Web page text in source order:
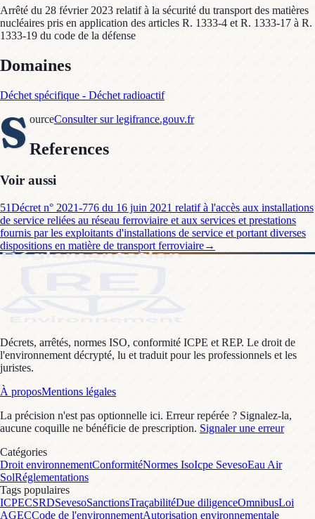
Arrêté du 28 février 2023 relatif à la sécurité du transport des matières
nucléaires pris en application des articles R. 1333-4 et R. 1333-17 à R.
1333-19 du code de la défense
Domaines
Déchet spécifique - Déchet radioactif
S ourceConsulter sur legifrance.gouv.fr
References
Voir aussi
51Décret n° 2021-776 du 16 juin 2021 relatif à l'accès aux installations
de service reliées au réseau ferroviaire et aux services et prestations
fournis par les exploitants d'installations de service et portant diverses
dispositions en matière de transport ferroviaire→
Décrets, arrêtés, normes ISO, conformité ICPE et REP. Le droit de
l'environnement décrypté, lu et traduit pour les professionnels et les
juristes.
À proposMentions légales
La précision n'est pas optionnelle ici. Erreur repérée ? Signalez-la,
aucune coquille ne bénéficie de prescription. Signaler une erreur
Catégories
Droit environnementConformitéNormes IsoIcpe SevesoEau Air
SolRéglementations
Tags populaires
ICPECSRDSevesoSanctionsTraçabilitéDue diligenceOmnibusLoi
AGECCode de l'environnementAutorisation environnementale